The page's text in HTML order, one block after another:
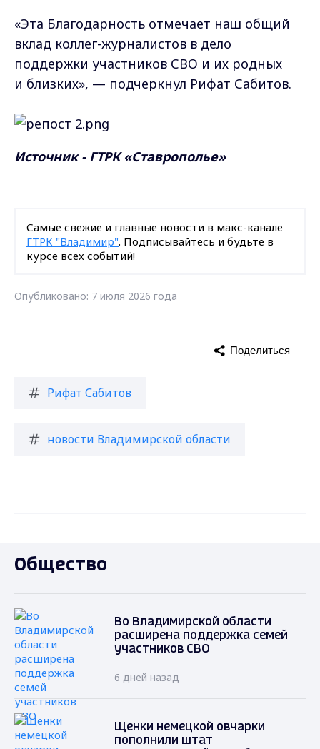
«Эта Благодарность отмечает наш общий
вклад коллег-журналистов в дело
поддержки участников СВО и их родных
и близких», — подчеркнул Рифат Сабитов.
Источник - ГТРК «Ставрополье»
Самые свежие и главные новости в макс-канале
ГТРК "Владимир". Подписывайтесь и будьте в
курсе всех событий!
Опубликовано: 7 июля 2026 года
Рифат Сабитов
новости Владимирской области
Поделиться
Общество
Во Владимирской области
расширена поддержка семей
участников СВО
6 дней назад
Щенки немецкой овчарки
пополнили штат